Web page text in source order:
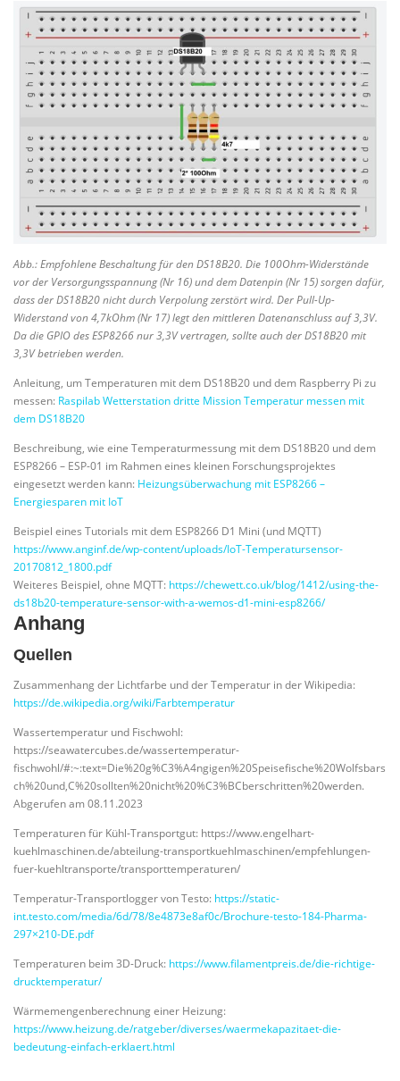
Abb.: Empfohlene Beschaltung für den DS18B20. Die 100Ohm-Widerstände
vor der Versorgungsspannung (Nr 16)und dem Datenpin (Nr 15) sorgen dafür,
dass der DS18B20 nicht durch Verpolung zerstört wird. Der Pull-Up-
Widerstand von 4,7kOhm (Nr 17) legt den mittleren Datenanschluss auf 3,3V.
Da die GPIO des ESP8266 nur 3,3V vertragen, sollte auch der DS18B20 mit
3,3V betrieben werden.
Anleitung, um Temperaturen mit dem DS18B20 und dem Raspberry Pi zu
messen: Raspilab Wetterstation dritte Mission Temperatur messen mit
dem DS18B20
Beschreibung, wie eine Temperaturmessung mit dem DS18B20 und dem
ESP8266 – ESP-01 im Rahmen eines kleinen Forschungsprojektes
eingesetzt werden kann: Heizungsüberwachung mit ESP8266 –
Energiesparen mit IoT
Beispiel eines Tutorials mit dem ESP8266 D1 Mini (und MQTT)
https://www.anginf.de/wp-content/uploads/IoT-Temperatursensor-
20170812_1800.pdf
Weiteres Beispiel, ohne MQTT: https://chewett.co.uk/blog/1412/using-the-
ds18b20-temperature-sensor-with-a-wemos-d1-mini-esp8266/
Anhang
Quellen
Zusammenhang der Lichtfarbe und der Temperatur in der Wikipedia:
https://de.wikipedia.org/wiki/Farbtemperatur
Wassertemperatur und Fischwohl:
https://seawatercubes.de/wassertemperatur-
fischwohl/#:~:text=Die%20g%C3%A4ngigen%20Speisefische%20Wolfsbars
ch%20und,C%20sollten%20nicht%20%C3%BCberschritten%20werden.
Abgerufen am 08.11.2023
Temperaturen für Kühl-Transportgut: https://www.engelhart-
kuehlmaschinen.de/abteilung-transportkuehlmaschinen/empfehlungen-
fuer-kuehltransporte/transporttemperaturen/
Temperatur-Transportlogger von Testo: https://static-
int.testo.com/media/6d/78/8e4873e8af0c/Brochure-testo-184-Pharma-
297×210-DE.pdf
Temperaturen beim 3D-Druck: https://www.filamentpreis.de/die-richtige-
drucktemperatur/
Wärmemengenberechnung einer Heizung:
https://www.heizung.de/ratgeber/diverses/waermekapazitaet-die-
bedeutung-einfach-erklaert.html